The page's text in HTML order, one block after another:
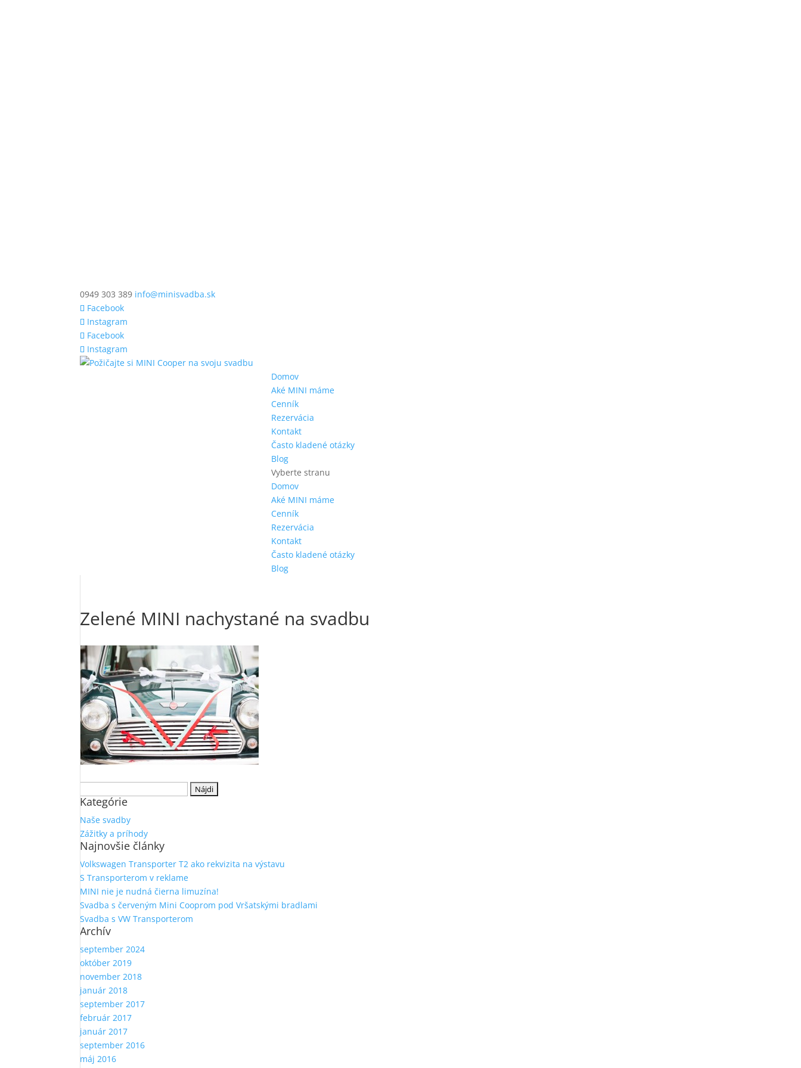
0949 303 389 info@minisvadba.sk
Facebook
Instagram
Facebook
Instagram
Domov
Aké MINI máme
Cenník
Rezervácia
Kontakt
Často kladené otázky
Blog
Vyberte stranu
Domov
Aké MINI máme
Cenník
Rezervácia
Kontakt
Často kladené otázky
Blog
Zelené MINI nachystané na svadbu
Kategórie
Naše svadby
Zážitky a príhody
Najnovšie články
Volkswagen Transporter T2 ako rekvizita na výstavu
S Transporterom v reklame
MINI nie je nudná čierna limuzína!
Svadba s červeným Mini Cooprom pod Vršatskými bradlami
Svadba s VW Transporterom
Archív
september 2024
október 2019
november 2018
január 2018
september 2017
február 2017
január 2017
september 2016
máj 2016